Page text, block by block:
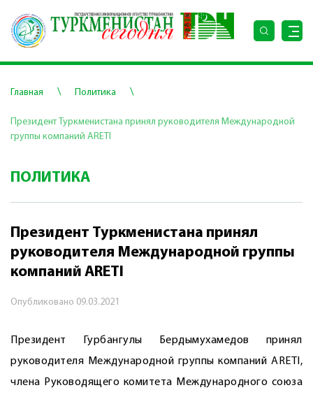
Главная \ Политика \
Президент Туркменистана принял руководителя Международной
группы компаний ARETI
ПОЛИТИКА
Президент Туркменистана принял
руководителя Международной группы
компаний ARETI
Опубликовано 09.03.2021
Президент Гурбангулы Бердымухамедов принял
руководителя Международной группы компаний ARETI,
члена Руководящего комитета Международного союза